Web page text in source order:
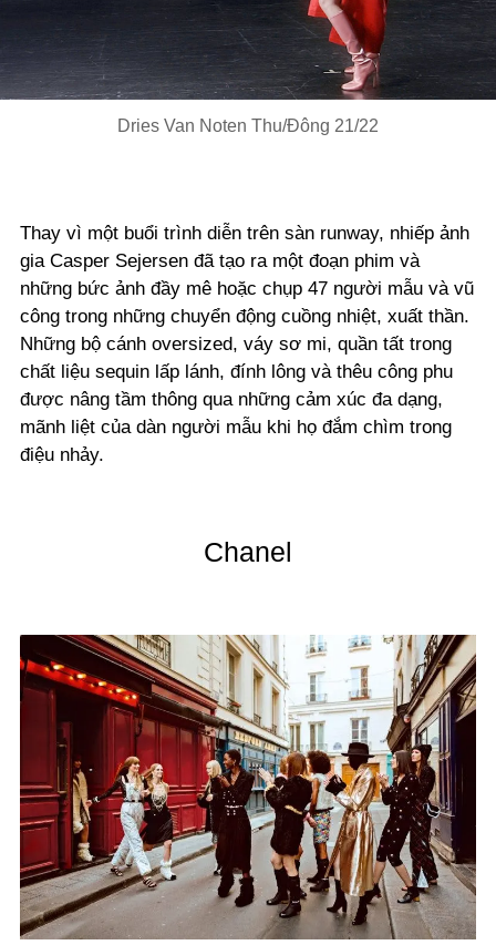
Video
Dries Van Noten Thu/Đông 21/22
Thay vì một buổi trình diễn trên sàn runway, nhiếp ảnh
gia Casper Sejersen đã tạo ra một đoạn phim và
những bức ảnh đầy mê hoặc chụp 47 người mẫu và vũ
công trong những chuyển động cuồng nhiệt, xuất thần.
Những bộ cánh oversized, váy sơ mi, quần tất trong
chất liệu sequin lấp lánh, đính lông và thêu công phu
được nâng tầm thông qua những cảm xúc đa dạng,
mãnh liệt của dàn người mẫu khi họ đắm chìm trong
điệu nhảy.
Chanel